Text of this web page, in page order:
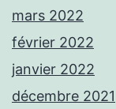
mars 2022
février 2022
janvier 2022
décembre 2021